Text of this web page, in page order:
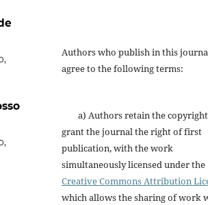
Authors who publish in this
agree to the following terms:
a) Authors retain the
grant the journal the right of first
publication, with the work
simultaneously licensed under the
Creative Commons Attribution
which allows the sharing of work